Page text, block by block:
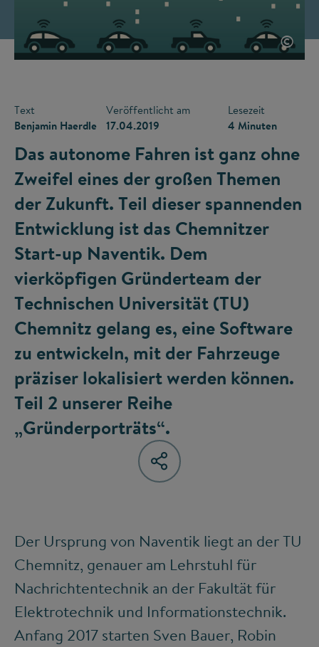
©
Text
Benjamin Haerdle
Veröffentlicht am
17.04.2019
Lesezeit
4 Minuten
Das autonome Fahren ist ganz ohne
Zweifel eines der großen Themen
der Zukunft. Teil dieser spannenden
Entwicklung ist das Chemnitzer
Start-up Naventik. Dem
vierköpfigen Gründerteam der
Technischen Universität (TU)
Chemnitz gelang es, eine Software
zu entwickeln, mit der Fahrzeuge
präziser lokalisiert werden können.
Teil 2 unserer Reihe
„Gründerporträts“.
Der Ursprung von Naventik liegt an der TU
Chemnitz, genauer am Lehrstuhl für
Nachrichtentechnik an der Fakultät für
Elektrotechnik und Informationstechnik.
Anfang 2017 starten Sven Bauer, Robin